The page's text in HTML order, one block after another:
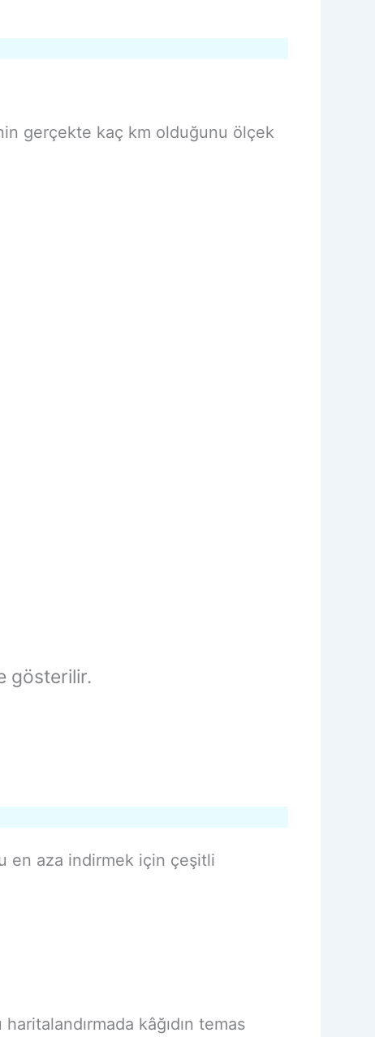
gerçekte kaç km olduğunu ölçek
gösterilir.
en aza indirmek için çeşitli
kâğıdın temas